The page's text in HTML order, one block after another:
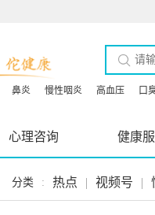
鼻炎 慢性咽炎 高血压 口
心理咨询 健康
分类 : 热点 | 视频号 |